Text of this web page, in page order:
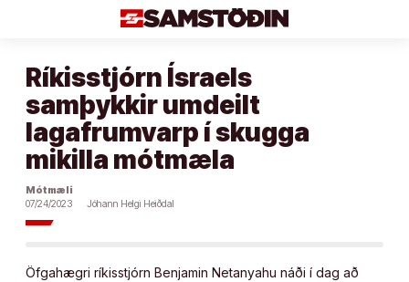
Ríkisstjórn Ísraels
samþykkir umdeilt
lagafrumvarp í skugga
mikilla mótmæla
Mótmæli
07/24/2023
Jóhann Helgi Heiðdal
Öfgahægri ríkisstjórn Benjamin Netanyahu náði í dag að